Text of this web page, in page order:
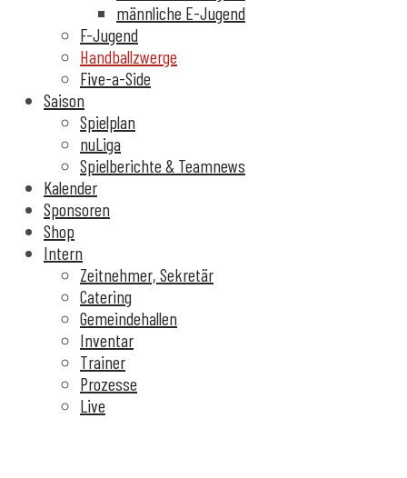
männliche E-Jugend
F-Jugend
Handballzwerge
Five-a-Side
Saison
Spielplan
nuLiga
Spielberichte & Teamnews
Kalender
Sponsoren
Shop
Intern
Zeitnehmer, Sekretär
Catering
Gemeindehallen
Inventar
Trainer
Prozesse
Live